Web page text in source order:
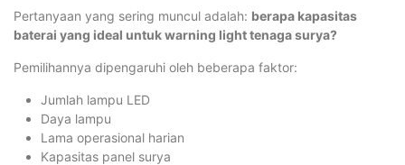
Pertanyaan yang sering muncul adalah: berapa kapasitas
baterai yang ideal untuk warning light tenaga surya?
Pemilihannya dipengaruhi oleh beberapa faktor:
Jumlah lampu LED
Daya lampu
Lama operasional harian
Kapasitas panel surya